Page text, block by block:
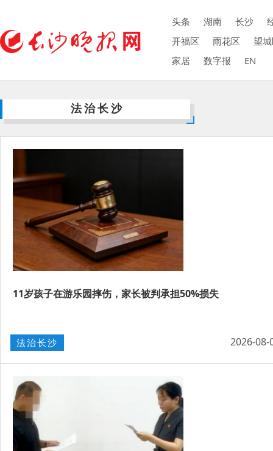
头条 湖南 长沙
开福区
雨花区
望
家居
数字报 EN
法治长沙
11岁孩子在游乐园摔伤，家长被判承担50%损失
法治长沙 2026-08-